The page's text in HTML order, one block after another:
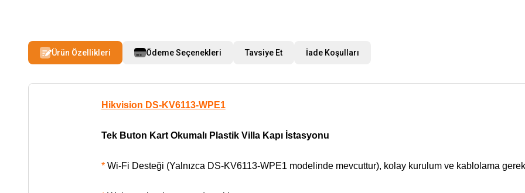
Ürün Özellikleri Ödeme Seçenekleri Tavsiye Et İade Koşulları
Hikvision DS-KV6113-WPE1
Tek Buton Kart Okumalı Plastik Villa Kapı İstasyonu
*Wi-Fi Desteği (Yalnızca DS-KV6113-WPE1 modelinde mevcuttur), kolay kurulum ve kablolama